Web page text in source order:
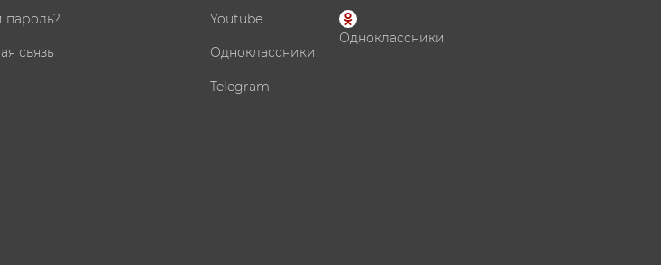
пароль?
связь
Youtube
Одноклассники
Telegram
Одноклассники